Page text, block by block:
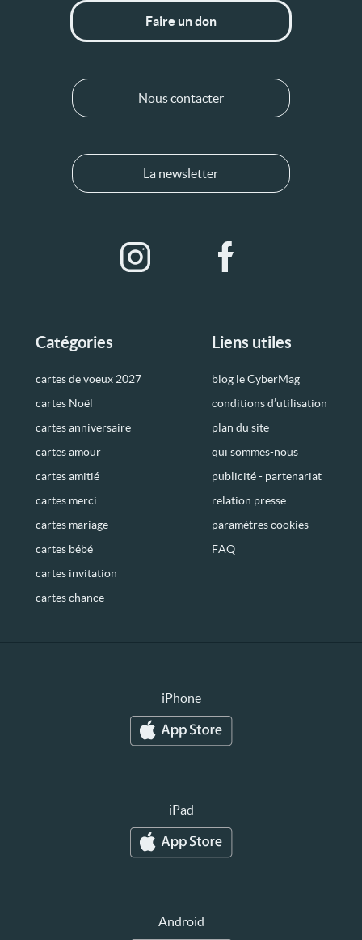
Catégories
cartes de voeux 2027
cartes Noël
cartes anniversaire
cartes amour
cartes amitié
cartes merci
cartes mariage
cartes bébé
cartes invitation
cartes chance
Liens utiles
blog le CyberMag
conditions d’utilisation
plan du site
qui sommes-nous
publicité - partenariat
relation presse
paramètres cookies
FAQ
Faire un don
Nous contacter
La newsletter
iPhone
iPad
Android